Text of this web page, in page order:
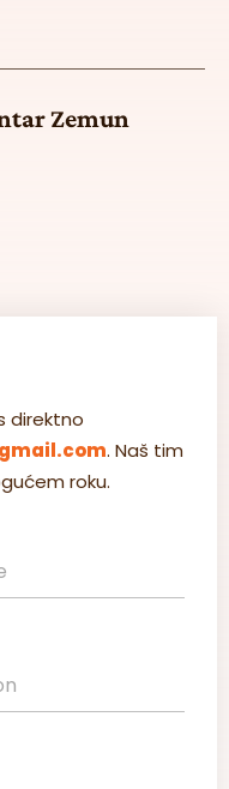
Zemun
direktno
. Naš tim
roku.